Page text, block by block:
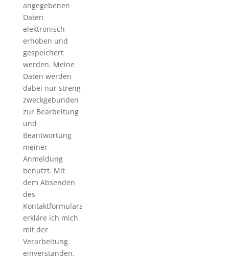
angegebenen
Daten
elektronisch
erhoben und
gespeichert
werden. Meine
Daten werden
dabei nur streng
zweckgebunden
zur Bearbeitung
und
Beantwortung
meiner
Anmeldung
benutzt. Mit
dem Absenden
des
Kontaktformulars
erkläre ich mich
mit der
Verarbeitung
einverstanden.